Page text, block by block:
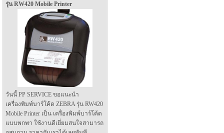
รุ่น RW420 Mobile Printer
วันนี้ PP SERVICE ขอแนะนำ
เครื่องพิมพ์บาร์โค้ด ZEBRA รุ่น RW420
Mobile Printer เป็น เครื่องพิมพ์บาร์โค้ด
แบบพกพา ใช้งานดีเยี่ยมสนใจสามารถ